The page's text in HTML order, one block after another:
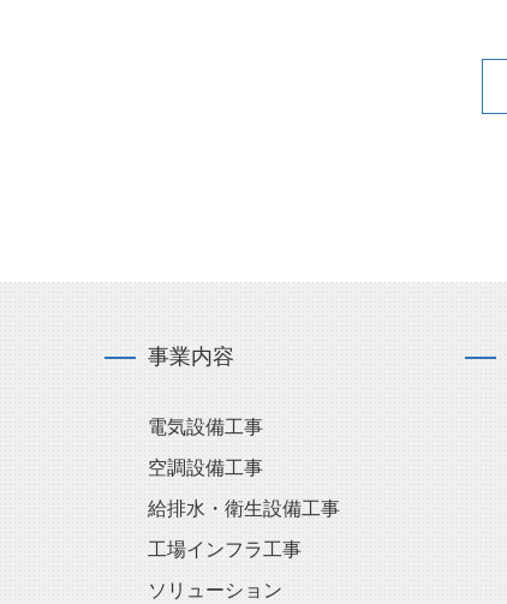
事業内容
電気設備工事
空調設備工事
給排水・衛生設備工事
工場インフラ工事
ソリューション